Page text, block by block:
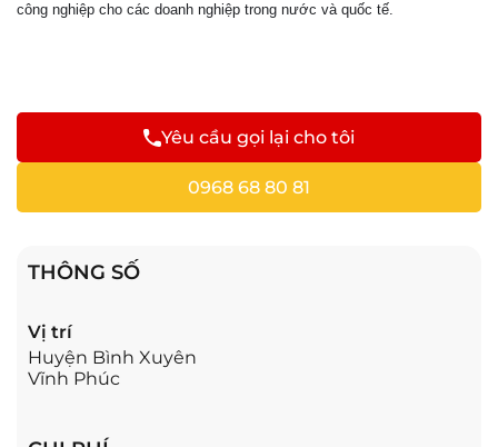
công nghiệp cho các doanh nghiệp trong nước và quốc tế.
Yêu cầu gọi lại cho tôi
0968 68 80 81
THÔNG SỐ
Vị trí
Huyện Bình Xuyên
Vĩnh Phúc